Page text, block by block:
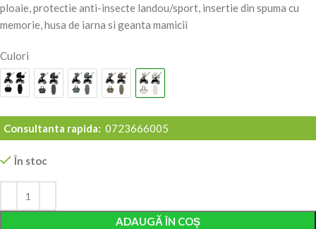
ploaie, protectie anti-insecte landou/sport, insertie din spuma cu
memorie, husa de iarna si geanta mamicii
Culori
Consultanta rapida: 0723666005
În stoc
ADAUGĂ ÎN COȘ